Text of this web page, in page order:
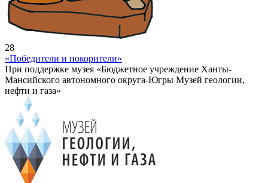
28
«Победители и покорители»
При поддержке музея «Бюджетное учреждение Ханты-
Мансийского автономного округа-Югры Музей геологии,
нефти и газа»